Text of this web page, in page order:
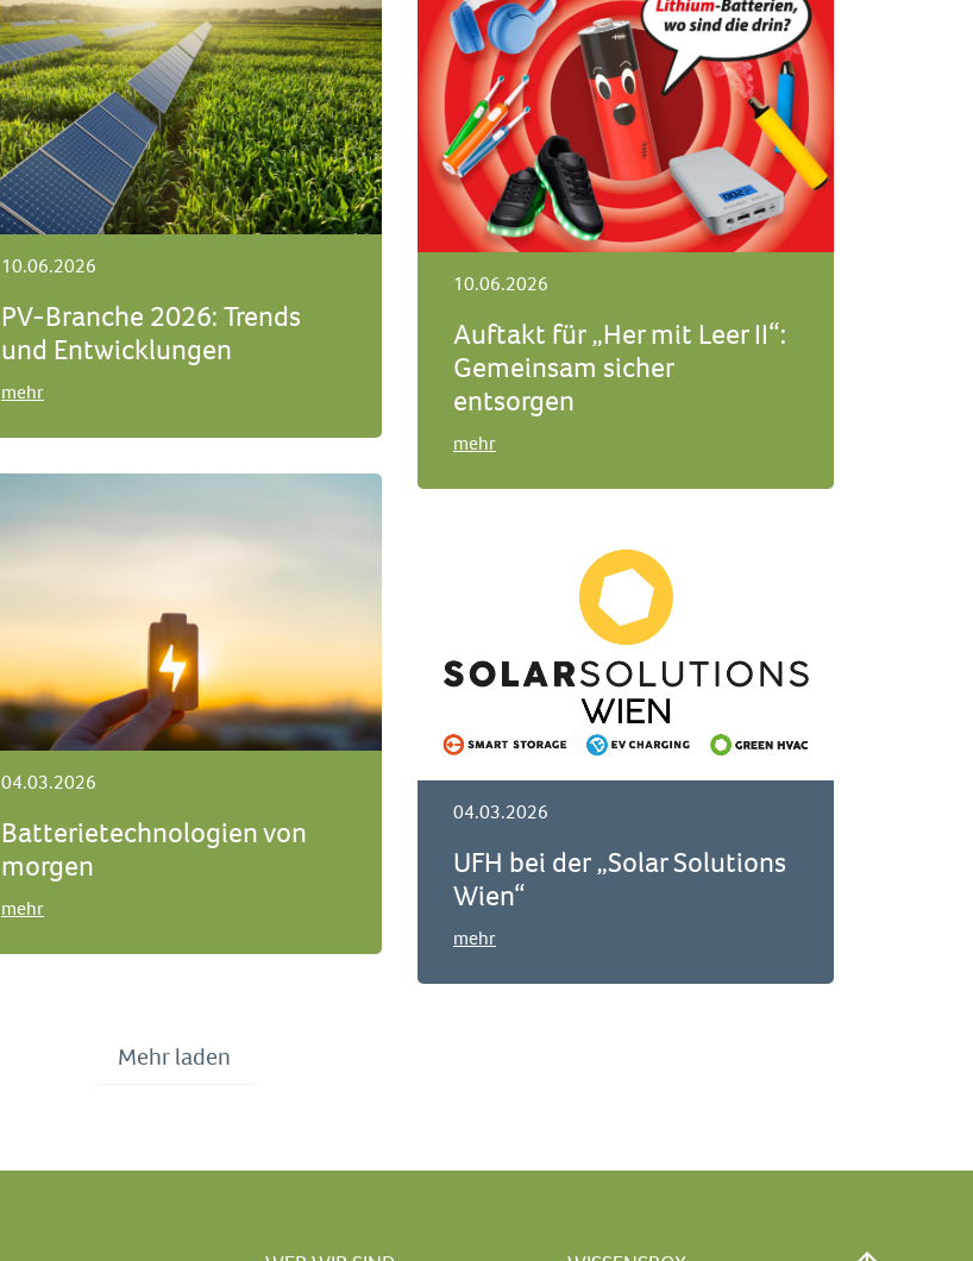
10.06.2026
PV-Branche 2026: Trends
und Entwicklungen
mehr
10.06.2026
Auftakt für „Her mit Leer II“:
Gemeinsam sicher
entsorgen
mehr
04.03.2026
Batterietechnologien von
morgen
mehr
04.03.2026
UFH bei der „Solar Solutions
Wien“
mehr
Mehr laden